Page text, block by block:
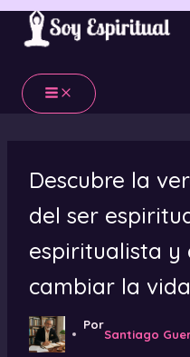
Ir
contenido
Descubre la
del ser
espiritualista y
cambiar la
Por
Santiago